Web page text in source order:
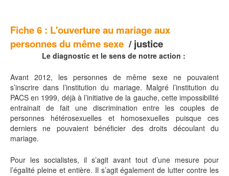
Fiche 6 : L'ouverture au mariage aux
personnes du même sexe / justice
Le diagnostic et le sens de notre action :
Avant 2012, les personnes de même sexe ne pouvaient
s’inscrire dans l’institution du mariage. Malgré l’institution du
PACS en 1999, déjà à l’initiative de la gauche, cette impossibilité
entrainait de fait une discrimination entre les couples de
personnes hétérosexuelles et homosexuelles puisque ces
derniers ne pouvaient bénéficier des droits découlant du
mariage.
Pour les socialistes, il s’agit avant tout d’une mesure pour
l’égalité pleine et entière. Il s’agit également de lutter contre les